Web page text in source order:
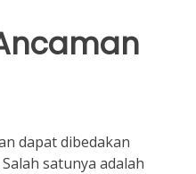
dapat dibedakan
satunya adalah